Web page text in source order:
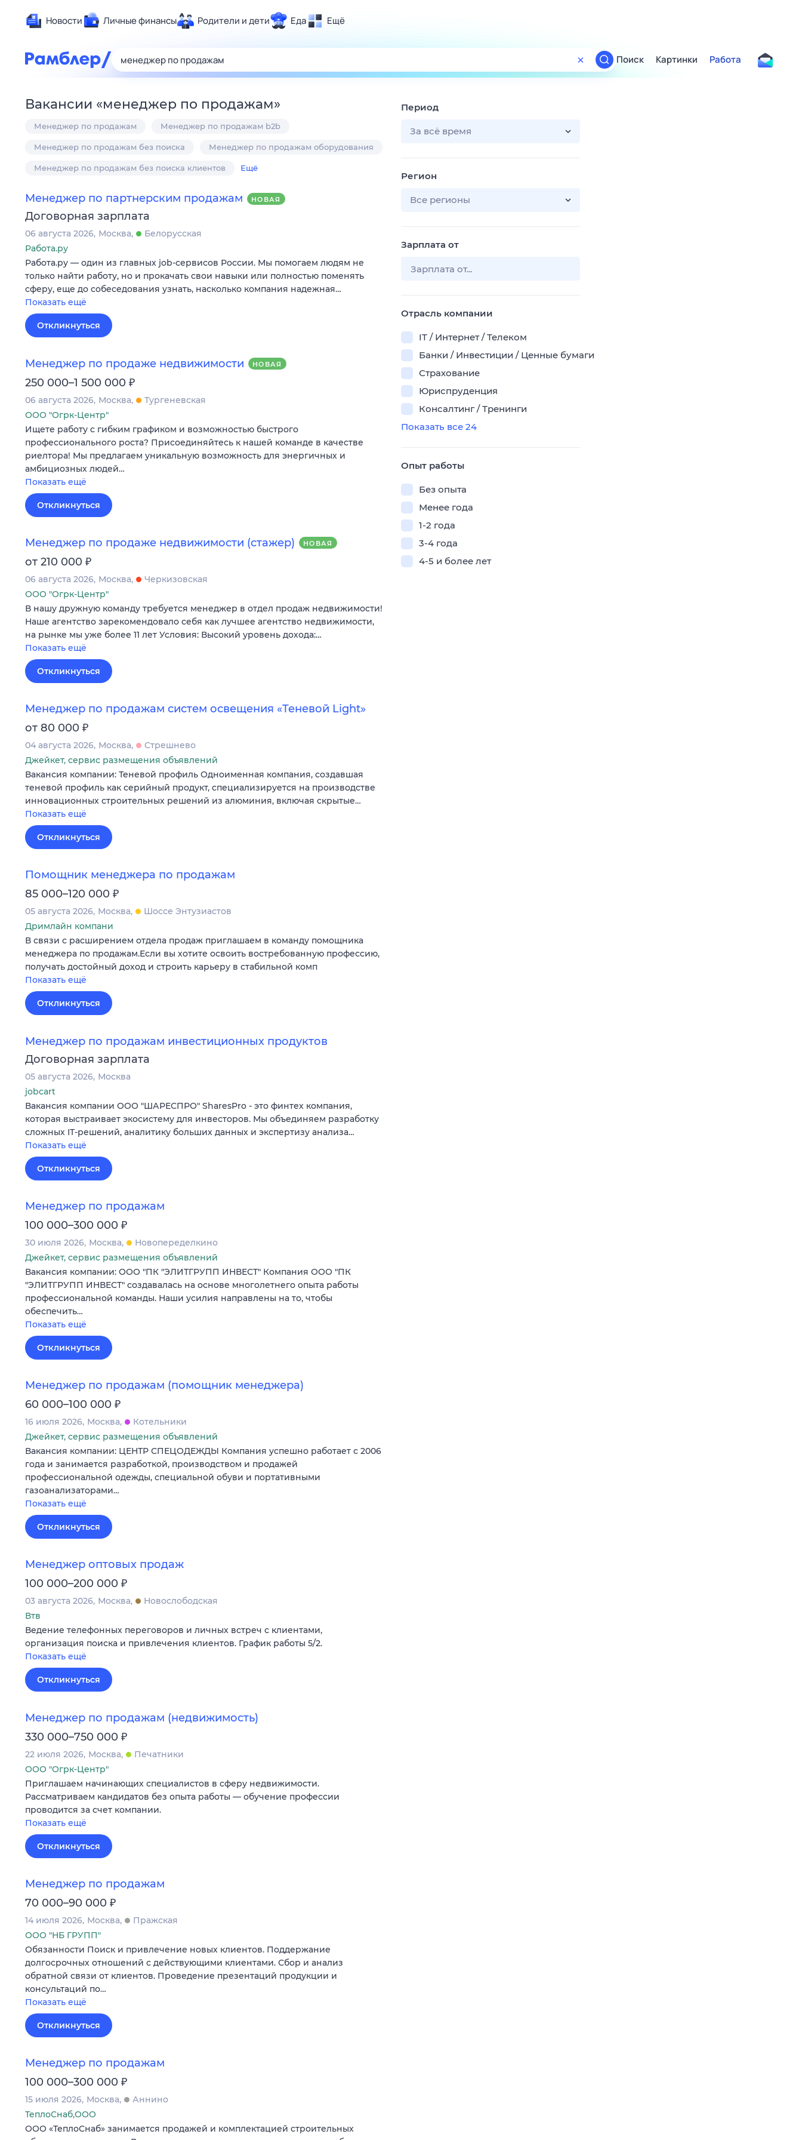
Новости Личные финансы Родители и дети Еда Ещё
Здоровье
Развлечения и отдых
Спорт
Карьера
Авто
Технологии и тренды
Сберегаем вместе
Поиск
ТВ-программа
Поиск Картинки Работа
Вакансии «менеджер по продажам»
Менеджер по продажам Менеджер по продажам b2b
Менеджер по продажам без поиска Менеджер по продажам оборудования
Менеджер по продажам без поиска клиентов Ещё
Менеджер по партнерским продажам НОВАЯ
Договорная зарплата
06 августа 2026 Москва
Белорусская
Работа.ру
Работа.ру — один из главных job-сервисов России. Мы помогаем людям не
только найти работу, но и прокачать свои навыки или полностью поменять
сферу, еще до собеседования узнать, насколько компания надежная…
Показать ещё
Откликнуться
Менеджер по продаже недвижимости НОВАЯ
250 000–1 500 000 ₽
06 августа 2026 Москва
Тургеневская
ООО "Огрк-Центр"
Ищете работу с гибким графиком и возможностью быстрого
профессионального роста? Присоединяйтесь к нашей команде в качестве
риелтора! Мы предлагаем уникальную возможность для энергичных и
амбициозных людей…
Показать ещё
Откликнуться
Менеджер по продаже недвижимости (стажер) НОВАЯ
от 210 000 ₽
06 августа 2026 Москва
Черкизовская
ООО "Огрк-Центр"
В нашу дружную команду требуется менеджер в отдел продаж недвижимости!
Наше агентство зарекомендовало себя как лучшее агентство недвижимости,
на рынке мы уже более 11 лет Условия: Высокий уровень дохода:…
Показать ещё
Откликнуться
Менеджер по продажам систем освещения «Теневой Light»
от 80 000 ₽
04 августа 2026 Москва
Стрешнево
Джейкет, сервис размещения объявлений
Вакансия компании: Теневой профиль Одноименная компания, создавшая
теневой профиль как серийный продукт, специализируется на производстве
инновационных строительных решений из алюминия, включая скрытые…
Показать ещё
Откликнуться
Помощник менеджера по продажам
85 000–120 000 ₽
05 августа 2026 Москва
Шоссе Энтузиастов
Дримлайн компани
В связи с расширением отдела продаж приглашаем в команду помощника
менеджера по продажам.Если вы хотите освоить востребованную профессию,
получать достойный доход и строить карьеру в стабильной комп
Показать ещё
Откликнуться
Менеджер по продажам инвестиционных продуктов
Договорная зарплата
05 августа 2026 Москва
jobcart
Вакансия компании ООО "ШАРЕСПРО" SharesPro - это финтех компания,
которая выстраивает экосистему для инвесторов. Мы объединяем разработку
сложных IT‑решений, аналитику больших данных и экспертизу анализа…
Показать ещё
Откликнуться
Менеджер по продажам
100 000–300 000 ₽
30 июля 2026 Москва
Новопеределкино
Джейкет, сервис размещения объявлений
Вакансия компании: ООО "ПК "ЭЛИТГРУПП ИНВЕСТ" Компания ООО "ПК
"ЭЛИТГРУПП ИНВЕСТ" создавалась на основе многолетнего опыта работы
профессиональной команды. Наши усилия направлены на то, чтобы
обеспечить…
Показать ещё
Откликнуться
Менеджер по продажам (помощник менеджера)
60 000–100 000 ₽
16 июля 2026 Москва
Котельники
Джейкет, сервис размещения объявлений
Вакансия компании: ЦЕНТР СПЕЦОДЕЖДЫ Компания успешно работает с 2006
года и занимается разработкой, производством и продажей
профессиональной одежды, специальной обуви и портативными
газоанализаторами…
Показать ещё
Откликнуться
Менеджер оптовых продаж
100 000–200 000 ₽
03 августа 2026 Москва
Новослободская
Втв
Ведение телефонных переговоров и личных встреч с клиентами,
организация поиска и привлечения клиентов. График работы 5/2.
Показать ещё
Откликнуться
Менеджер по продажам (недвижимость)
330 000–750 000 ₽
22 июля 2026 Москва
Печатники
ООО "Огрк-Центр"
Приглашаем начинающих специалистов в сферу недвижимости.
Рассматриваем кандидатов без опыта работы — обучение профессии
проводится за счет компании.
Показать ещё
Откликнуться
Менеджер по продажам
70 000–90 000 ₽
14 июля 2026 Москва
Пражская
ООО "НБ ГРУПП"
Обязанности Поиск и привлечение новых клиентов. Поддержание
долгосрочных отношений с действующими клиентами. Сбор и анализ
обратной связи от клиентов. Проведение презентаций продукции и
консультаций по…
Показать ещё
Откликнуться
Менеджер по продажам
100 000–300 000 ₽
15 июля 2026 Москва
Аннино
ТеплоСнаб,ООО
ООО «ТеплоСнаб» занимается продажей и комплектацией строительных
Период
За всё время
Регион
Все регионы
Зарплата от
Отрасль компании
IT / Интернет / Телеком
Банки / Инвестиции / Ценные бумаги
Страхование
Юриспруденция
Консалтинг / Тренинги
Показать все 24
Опыт работы
Без опыта
Менее года
1-2 года
3-4 года
4-5 и более лет